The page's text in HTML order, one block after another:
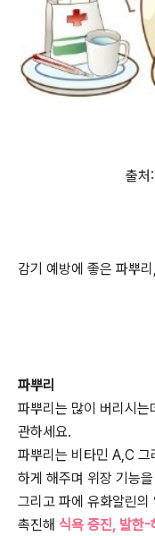
출처:
감기 예방에 좋은 파뿌
파뿌리
파뿌리는 많이 버리시
관하세요.
파뿌리는 비타민 A,C
하게 해주며 위장 기능
그리고 파에 유화알린
촉진해 식욕 증진, 발한